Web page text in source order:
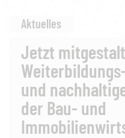
Aktuelles
Jetzt
und
der Bau- und